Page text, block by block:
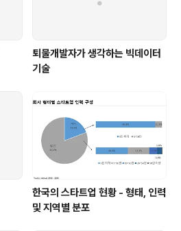
퇴물개발자가 생각하는 빅데이터
기술
한국의 스타트업 현황 - 형태, 인력
및 지역별 분포